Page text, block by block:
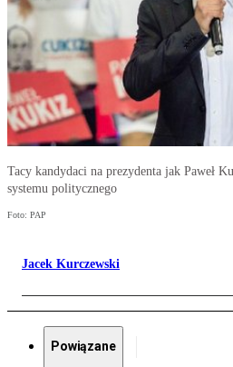
Tacy kandydaci na prezydenta jak Paweł
systemu politycznego
Foto: PAP
Jacek Kurczewski
Powiązane